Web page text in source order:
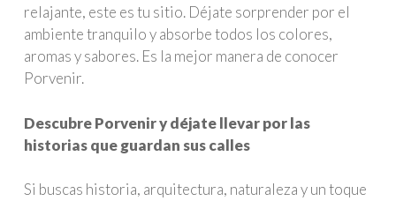
relajante, este es tu sitio. Déjate sorprender por el
ambiente tranquilo y absorbe todos los colores,
aromas y sabores. Es la mejor manera de conocer
Porvenir.
Descubre Porvenir y déjate llevar por las
historias que guardan sus calles
Si buscas historia, arquitectura, naturaleza y un toque